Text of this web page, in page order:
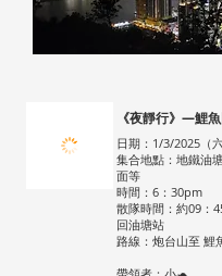
《夜靜行》—鯉
日期：1/3/2025（六
集合地點：地鐵油
面等
時間：6：30pm
散隊時間：約09：
回油塘站
路線：炮台山至 鯉